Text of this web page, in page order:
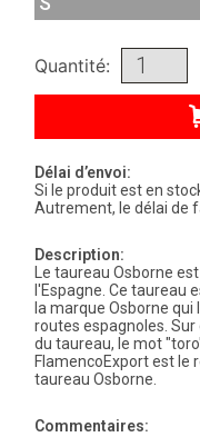
Quantité:
Délai d’envoi:
Si le produit est en
Autrement, le délai de
Description:
Le taureau Osborne
l'Espagne. Ce taureau
la marque Osborne
routes espagnoles.
du taureau, le mot
FlamencoExport est le
taureau Osborne.
Commentaires: